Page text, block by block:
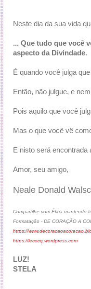
Neste dia da sua vida
... Que tudo que você
aspecto da Divindade.
É quando você julga
Então, não julgue, e
Pois aquilo que você
Mas o que você vê
E nisto será encontrada
Amor, seu amigo,
Neale Donald
Compartilhe com Ética mantendo
Formatação - DE CORAÇÃO A
https://
https://lecocq.wordpress.com
LUZ!
STELA